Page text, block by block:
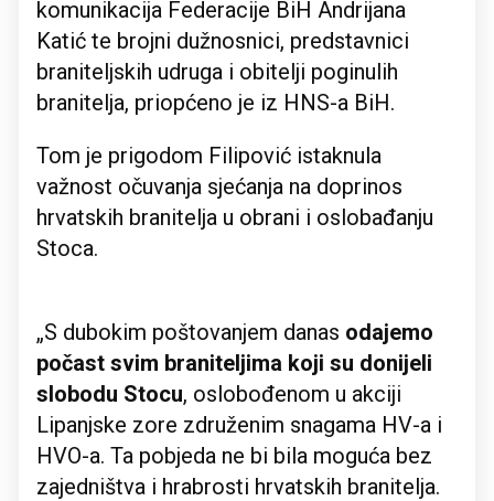
komunikacija Federacije BiH Andrijana
Katić te brojni dužnosnici, predstavnici
braniteljskih udruga i obitelji poginulih
branitelja, priopćeno je iz HNS-a BiH.
Tom je prigodom Filipović istaknula
važnost očuvanja sjećanja na doprinos
hrvatskih branitelja u obrani i oslobađanju
Stoca.
„S dubokim poštovanjem danas odajemo
počast svim braniteljima koji su donijeli
slobodu Stocu, oslobođenom u akciji
Lipanjske zore združenim snagama HV-a i
HVO-a. Ta pobjeda ne bi bila moguća bez
zajedništva i hrabrosti hrvatskih branitelja.